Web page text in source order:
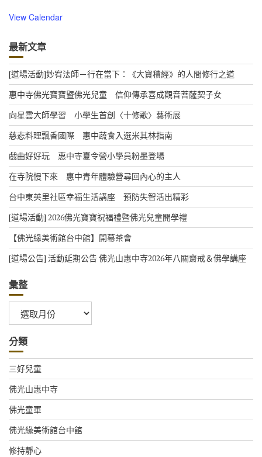
View Calendar
最新文章
[道場活動]妙宥法師－行在當下：《大寶積經》的人間修行之道
惠中寺佛光寶寶暨佛光兒童 信仰傳承喜成觀音菩薩契子女
向星雲大師學習 小學生首創〈十修歌〉藝術展
慈悲料理飄香國際 惠中蔬食入選米其林指南
戲曲好好玩 惠中寺夏令營小學員粉墨登場
在寺院慢下來 惠中青年體驗營尋回內心的主人
台中東英里社區幸福生活講座 預防失智活出精彩
[道場活動] 2026佛光寶寶祝福禮暨佛光兒童開學禮
【佛光緣美術館台中館】開幕茶會
[道場公告] 活動延期公告 佛光山惠中寺2026年八關齋戒＆佛學講座
彙整
整
分類
三好兒童
佛光山惠中寺
佛光童軍
佛光緣美術館台中館
修持靜心